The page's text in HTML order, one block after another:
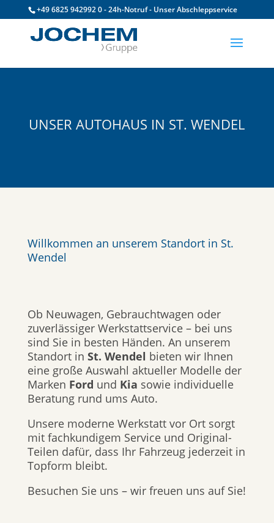
+49 6825 942992 0 - 24h-Notruf - Unser Abschleppservice
UNSER AUTOHAUS IN ST. WENDEL
Willkommen an unserem Standort in St.
Wendel
Ob Neuwagen, Gebrauchtwagen oder
zuverlässiger Werkstattservice – bei uns
sind Sie in besten Händen. An unserem
Standort in St. Wendel bieten wir Ihnen
eine große Auswahl aktueller Modelle der
Marken Ford und Kia sowie individuelle
Beratung rund ums Auto.
Unsere moderne Werkstatt vor Ort sorgt
mit fachkundigem Service und Original-
Teilen dafür, dass Ihr Fahrzeug jederzeit in
Topform bleibt.
Besuchen Sie uns – wir freuen uns auf Sie!